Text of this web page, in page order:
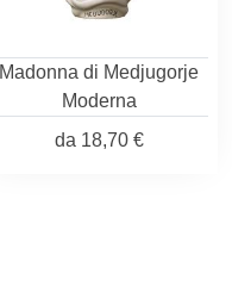
Madonna di Medjugorje
Moderna
da 18,70 €